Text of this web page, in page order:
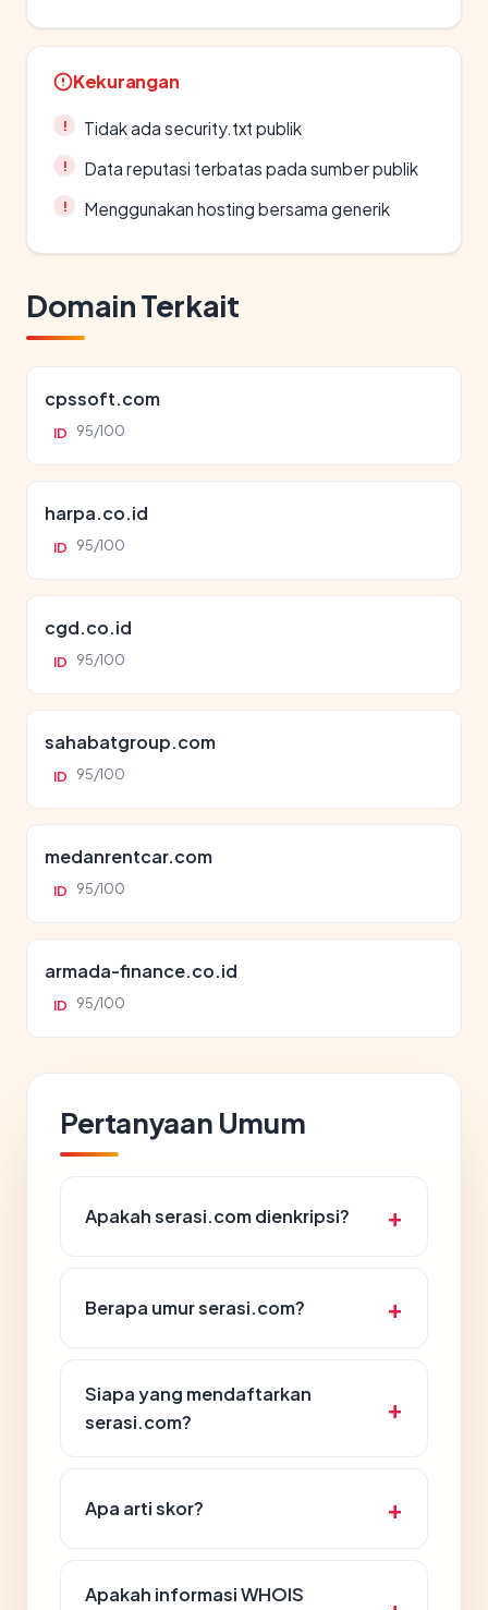
Kekurangan
Tidak ada security.txt publik
Data reputasi terbatas pada sumber publik
Menggunakan hosting bersama generik
Domain Terkait
cpssoft.com
ID 95/100
harpa.co.id
ID 95/100
cgd.co.id
ID 95/100
sahabatgroup.com
ID 95/100
medanrentcar.com
ID 95/100
armada-finance.co.id
ID 95/100
Pertanyaan Umum
Apakah serasi.com dienkripsi?
Berapa umur serasi.com?
Siapa yang mendaftarkan
serasi.com?
Apa arti skor?
Apakah informasi WHOIS